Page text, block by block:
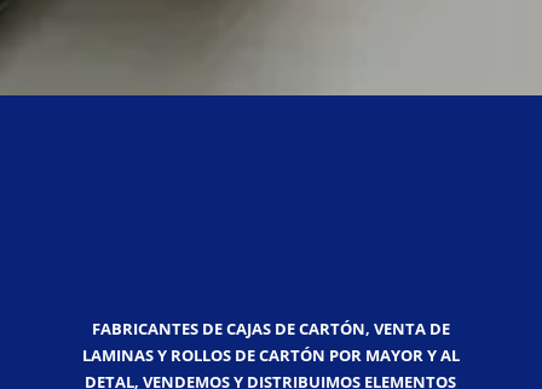
FABRICANTES DE CAJAS DE CARTÓN, VENTA DE
LAMINAS Y ROLLOS DE CARTÓN POR MAYOR Y AL
DETAL, VENDEMOS Y DISTRIBUIMOS ELEMENTOS